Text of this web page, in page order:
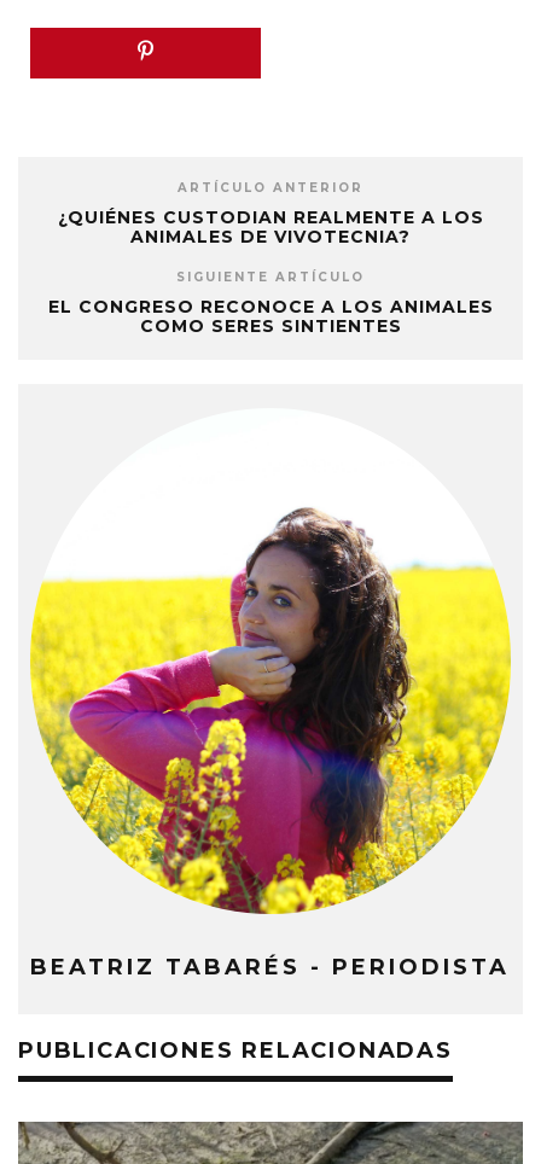
ARTÍCULO ANTERIOR
¿QUIÉNES CUSTODIAN REALMENTE A LOS
ANIMALES DE VIVOTECNIA?
SIGUIENTE ARTÍCULO
EL CONGRESO RECONOCE A LOS ANIMALES
COMO SERES SINTIENTES
BEATRIZ TABARÉS - PERIODISTA
PUBLICACIONES RELACIONADAS